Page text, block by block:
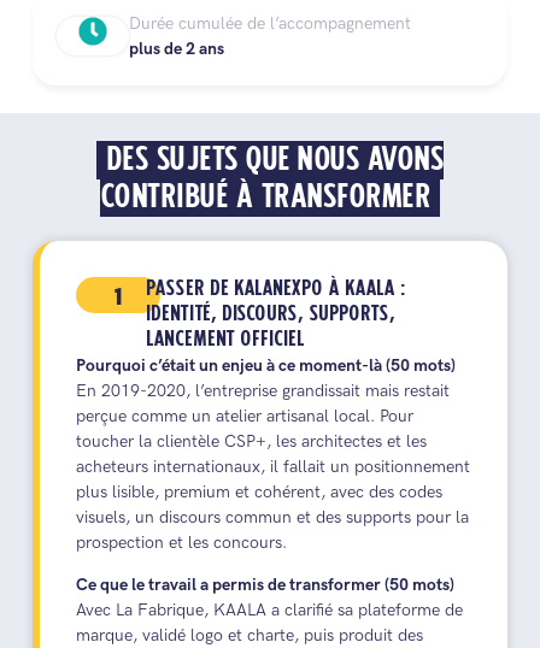
Durée cumulée de l’accompagnement
plus de 2 ans
DES SUJETS QUE NOUS AVONS
CONTRIBUÉ À TRANSFORMER
1
PASSER DE KALANEXPO À KAALA :
IDENTITÉ, DISCOURS, SUPPORTS,
LANCEMENT OFFICIEL
Pourquoi c’était un enjeu à ce moment-là (50 mots)
En 2019-2020, l’entreprise grandissait mais restait
perçue comme un atelier artisanal local. Pour
toucher la clientèle CSP+, les architectes et les
acheteurs internationaux, il fallait un positionnement
plus lisible, premium et cohérent, avec des codes
visuels, un discours commun et des supports pour la
prospection et les concours.
Ce que le travail a permis de transformer (50 mots)
Avec La Fabrique, KAALA a clarifié sa plateforme de
marque, validé logo et charte, puis produit des